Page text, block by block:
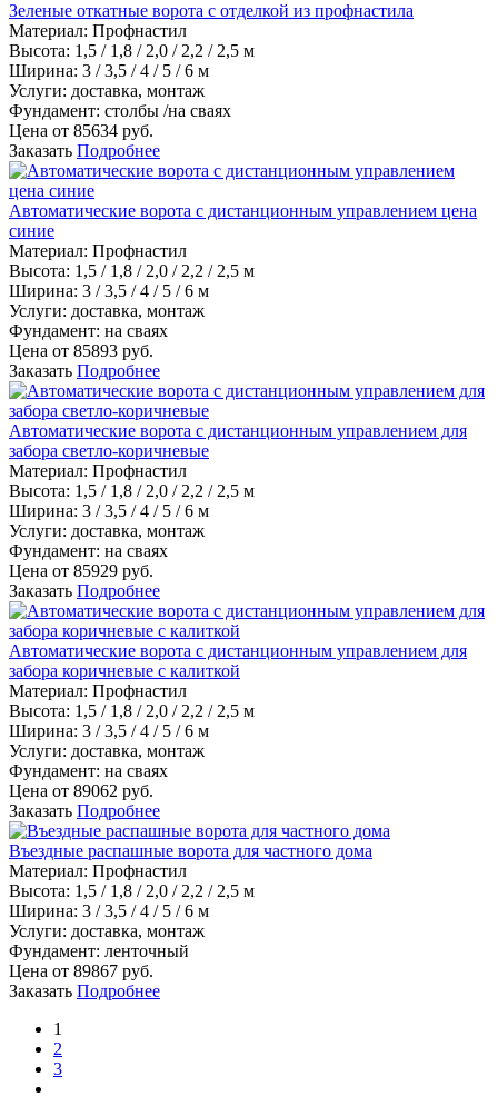
Зеленые откатные ворота с отделкой из профнастила
Материал: Профнастил
Высота: 1,5 / 1,8 / 2,0 / 2,2 / 2,5 м
Ширина: 3 / 3,5 / 4 / 5 / 6 м
Услуги: доставка, монтаж
Фундамент: столбы /на сваях
Цена от 85634 руб.
Заказать Подробнее
Автоматические ворота с дистанционным управлением цена
синие
Материал: Профнастил
Высота: 1,5 / 1,8 / 2,0 / 2,2 / 2,5 м
Ширина: 3 / 3,5 / 4 / 5 / 6 м
Услуги: доставка, монтаж
Фундамент: на сваях
Цена от 85893 руб.
Заказать Подробнее
Автоматические ворота с дистанционным управлением для
забора светло-коричневые
Материал: Профнастил
Высота: 1,5 / 1,8 / 2,0 / 2,2 / 2,5 м
Ширина: 3 / 3,5 / 4 / 5 / 6 м
Услуги: доставка, монтаж
Фундамент: на сваях
Цена от 85929 руб.
Заказать Подробнее
Автоматические ворота с дистанционным управлением для
забора коричневые с калиткой
Материал: Профнастил
Высота: 1,5 / 1,8 / 2,0 / 2,2 / 2,5 м
Ширина: 3 / 3,5 / 4 / 5 / 6 м
Услуги: доставка, монтаж
Фундамент: на сваях
Цена от 89062 руб.
Заказать Подробнее
Въездные распашные ворота для частного дома
Материал: Профнастил
Высота: 1,5 / 1,8 / 2,0 / 2,2 / 2,5 м
Ширина: 3 / 3,5 / 4 / 5 / 6 м
Услуги: доставка, монтаж
Фундамент: ленточный
Цена от 89867 руб.
Заказать Подробнее
1
2
3